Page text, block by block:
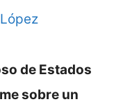
de Estados
sobre un